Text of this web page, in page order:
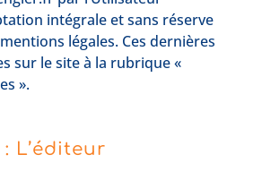
intégrale et sans réserve
légales. Ces dernières
sur le site à la rubrique «
».
: L’éditeur